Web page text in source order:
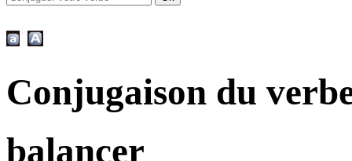
Conjugaison du
balancer